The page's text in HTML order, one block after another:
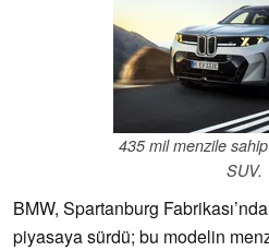
435 mil menzile
SUV.
BMW, Spartanburg
piyasaya sürdü; bu modelin